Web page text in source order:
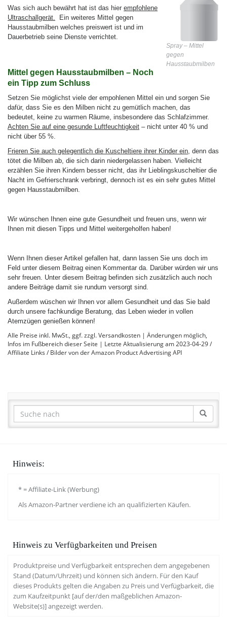
Spray – Mittel
gegen
Hausstaubmilben
Was sich auch bewährt hat ist das hier empfohlene
Ultraschallgerät. Ein weiteres Mittel gegen
Hausstaubmilben welches preiswert ist und im
Dauerbetrieb seine Dienste verrichtet.
Mittel gegen Hausstaubmilben – Noch
ein Tipp zum Schluss
Setzen Sie möglichst viele der empohlenen Mittel ein und sorgen Sie
dafür, dass Sie es den Milben nicht zu gemütlich machen, das
bedeutet, keine zu warmen Räume, insbesondere das Schlafzimmer.
Achten Sie auf eine gesunde Luftfeuchtigkeit – nicht unter 40 % und
nicht über 55 %.
Frieren Sie auch gelegentlich die Kuscheltiere ihrer Kinder ein, denn das
tötet die Milben ab, die sich darin niedergelassen haben. Vielleicht
erzählen Sie ihren Kindern besser nicht, das ihr Lieblingskuscheltier die
Nacht im Gefrierschrank verbringt, dennoch ist es ein sehr gutes Mittel
gegen Hausstaubmilben.
Wir wünschen Ihnen eine gute Gesundheit und freuen uns, wenn wir
Ihnen mit diesen Tipps und Mittel weitergeholfen haben!
Wenn Ihnen dieser Artikel gefallen hat, dann lassen Sie uns doch im
Feld unter diesem Beitrag einen Kommentar da. Darüber würden wir uns
sehr freuen. Unter diesem Beitrag befinden sich zusätzlich auch noch
andere Beiträge damit sie rundum versorgt sind.
Außerdem wüschen wir Ihnen vor allem Gesundheit und das Sie bald
durch unsere fachkundige Beratung, das Leben wieder in vollen
Atemzügen genießen können!
Alle Preise inkl. MwSt., ggf. zzgl. Versandkosten | Änderungen möglich,
Infos im Fußbereich dieser Seite | Letzte Aktualisierung am 2023-04-29 /
Affiliate Links / Bilder von der Amazon Product Advertising API
Hinweis:
* = Affiliate-Link (Werbung)
Als Amazon-Partner verdiene ich an qualifizierten Käufen.
Hinweis zu Verfügbarkeiten und Preisen
Produktpreise und Verfügbarkeit entsprechen dem angegebenen
Stand (Datum/Uhrzeit) und können sich ändern. Für den Kauf
dieses Produkts gelten die Angaben zu Preis und Verfügbarkeit, die
zum Kaufzeitpunkt [auf der/den maßgeblichen Amazon-
Website(s)] angezeigt werden.